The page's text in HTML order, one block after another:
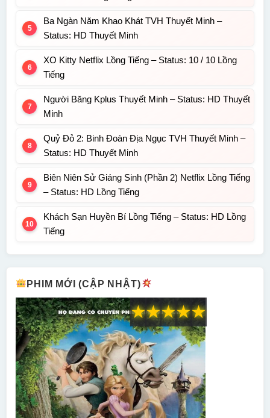
Ba Ngàn Năm Khao Khát TVH Thuyết Minh –
Status: HD Thuyết Minh
XO Kitty Netflix Lồng Tiếng – Status: 10 / 10 Lồng
Tiếng
Người Băng Kplus Thuyết Minh – Status: HD Thuyết
Minh
Quỷ Đỏ 2: Binh Đoàn Địa Ngục TVH Thuyết Minh –
Status: HD Thuyết Minh
Biên Niên Sử Giáng Sinh (Phần 2) Netflix Lồng Tiếng
– Status: HD Lồng Tiếng
Khách Sạn Huyền Bí Lồng Tiếng – Status: HD Lồng
Tiếng
PHIM MỚI (CẬP NHẬT)
★
★
★
★
★